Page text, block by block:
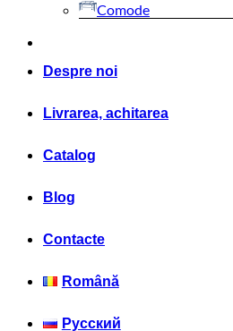
Comode
Carucioare de plimbare
Despre noi
Livrarea, achitarea
Catalog
Blog
Contacte
Română
Русский